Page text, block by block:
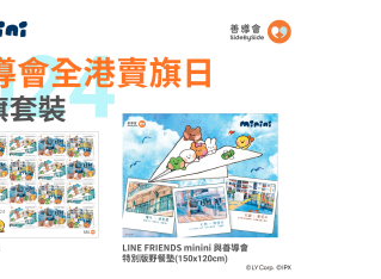
国际学校学生为基层儿童提供功课辅
习效果，又能促进社会共融。「我们
有机会参与社区事务和决策过程时，
社区归属感都明显提升。这种改变往
生活层面，例如更积极寻找就业机会
。」 苏凯君期望，未来可以进一步深
「只有通过社会各界的持续合作，才
检视和更新服务。」 恒生银行企业传
监罗淑雯女士表示：「恒生银行一直
。我们与社福机构的合作，提供的並
支持，还有专业知识的分享和人脉网
导会的合作，正正可以让我们为有需
不同机会，让他们得到更实质的帮
导会总幹事李淑慧女士、恒生银行企
房屋项目旨在为长时间轮候公屋、居
有需要人士及家庭提供过渡性住屋，
幸福感，並透过提升居民的个人及家
就感及对社区的归属感，使居民成为
他社群共同营造自在共融的社区。为
幸福概念，善匯以「H.O.M.E.」作为服
字分別代表「健康Health 」，「机会